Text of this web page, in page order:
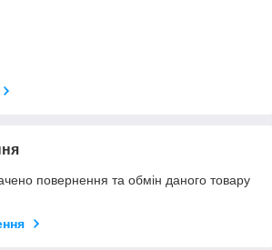
повернення та обмін даного товару